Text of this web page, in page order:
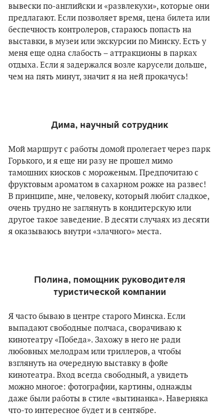
вывески по-английски и «развлекухи», которые они
предлагают. Если позволяет время, цена билета или
беспечность контролеров, стараюсь попасть на
выставки, в музеи или экскурсии по Минску. Есть у
меня еще одна слабость – аттракционы в парках
отдыха. Если я задержался возле карусели дольше,
чем на пять минут, значит я на ней прокачусь!
Дима, научный сотрудник
Мой маршрут с работы домой пролегает через парк
Горького, и я еще ни разу не прошел мимо
тамошних киосков с мороженым. Предпочитаю с
фруктовым ароматом в сахарном рожке на развес!
В принципе, мне, человеку, который любит сладкое,
очень трудно не заглянуть в кондитерскую или
другое такое заведение. В десяти случаях из десяти
я оказываюсь внутри «злачного» места.
Полина, помощник руководителя
туристической компании
Я часто бываю в центре старого Минска. Если
выпадают свободные полчаса, сворачиваю к
кинотеатру «Победа». Захожу в него не ради
любовных мелодрам или триллеров, а чтобы
взглянуть на очередную выставку в фойе
кинотеатра. Вход всегда свободный, а увидеть
можно многое: фотографии, картины, однажды
даже были работы в стиле «вытинанка». Наверняка
что-то интересное будет и в сентябре.